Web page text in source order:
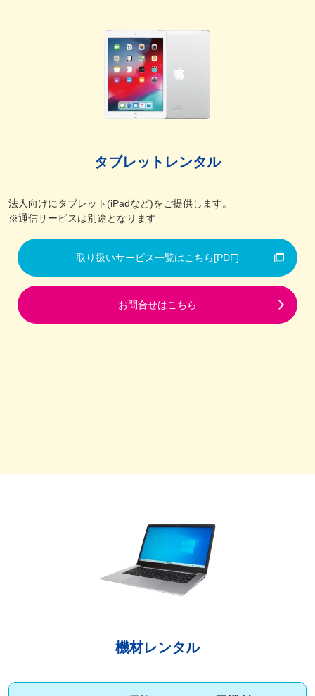
タブレットレンタル
法人向けにタブレット(iPadなど)をご提供します。
※通信サービスは別途となります
取り扱いサービス一覧はこちら[PDF]
お問合せはこちら
機材レンタル